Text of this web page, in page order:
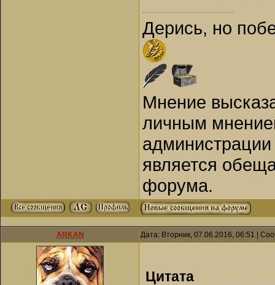
Дерись, но
Мнение
личным
является
форума.
ARKAN Дата: Вторник, 07.06.2016, 06:51 |
Цитата